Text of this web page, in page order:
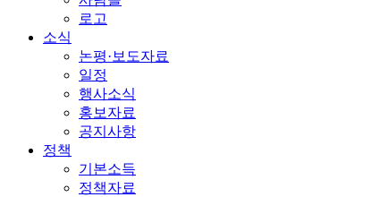
로고
소식
논평·보도자료
일정
행사소식
홍보자료
공지사항
정책
기본소득
정책자료